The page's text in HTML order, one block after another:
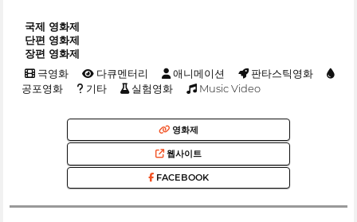
국제 영화제
단편 영화제
장편 영화제
극영화 다큐멘터리 애니메이션
판타스틱영화
공포영화
기타 실험영화 Music Video
영화제
웹사이트
FACEBOOK